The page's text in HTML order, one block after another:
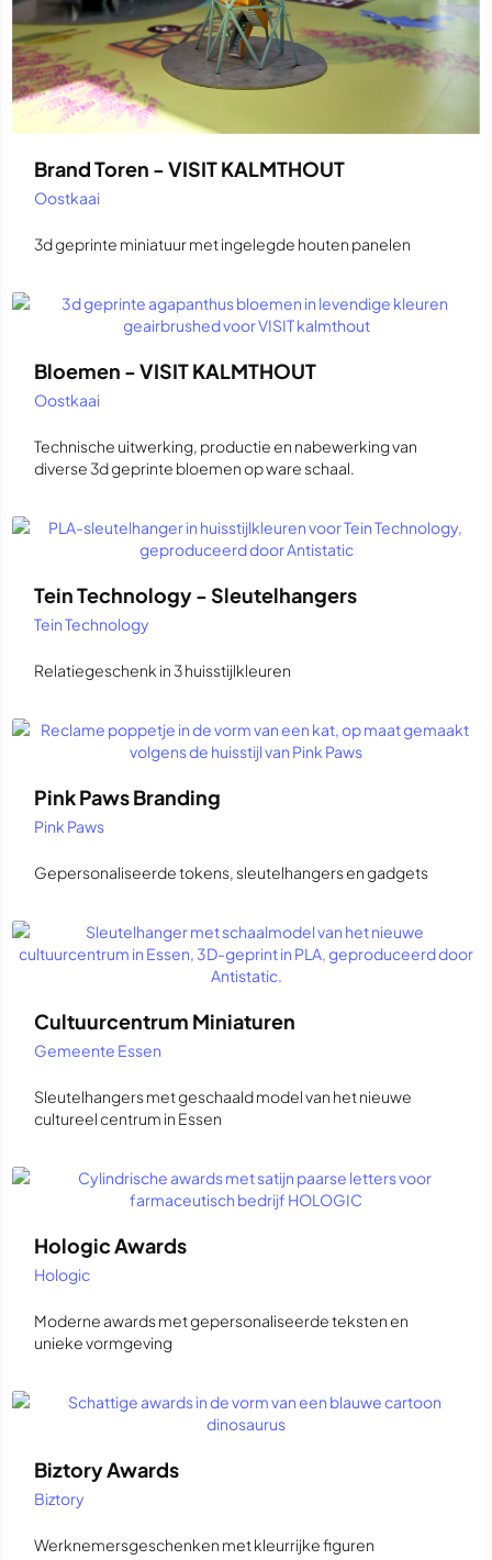
Brand Toren - VISIT KALMTHOUT
Oostkaai
3d geprinte miniatuur met ingelegde houten panelen
Bloemen - VISIT KALMTHOUT
Oostkaai
Technische uitwerking, productie en nabewerking van
diverse 3d geprinte bloemen op ware schaal.
Tein Technology - Sleutelhangers
Tein Technology
Relatiegeschenk in 3 huisstijlkleuren
Pink Paws Branding
Pink Paws
Gepersonaliseerde tokens, sleutelhangers en gadgets
Cultuurcentrum Miniaturen
Gemeente Essen
Sleutelhangers met geschaald model van het nieuwe
cultureel centrum in Essen
Hologic Awards
Hologic
Moderne awards met gepersonaliseerde teksten en
unieke vormgeving
Biztory Awards
Biztory
Werknemersgeschenken met kleurrijke figuren